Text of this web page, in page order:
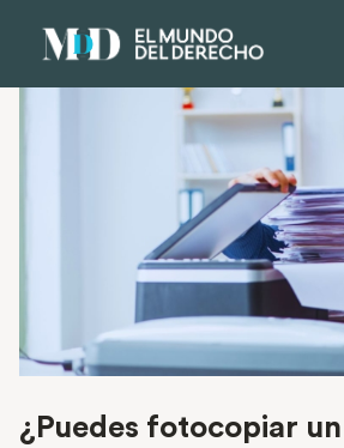
¿Puedes fotocopiar